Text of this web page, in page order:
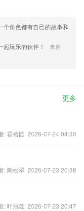
个角色都有自己的故事和
起玩乐的伙伴！
来自
更多
: 霍榕园 2026-07-24 04:30
: 陶松翠 2026-07-23 20:38
: 叶冠蕊 2026-07-23 20:47